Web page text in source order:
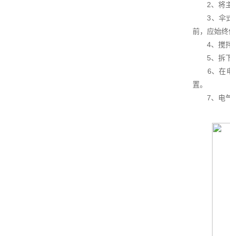
2、将主
3、伞式
前，应始
4、搅拌
5、拆下
6、在电
置。
7、电气